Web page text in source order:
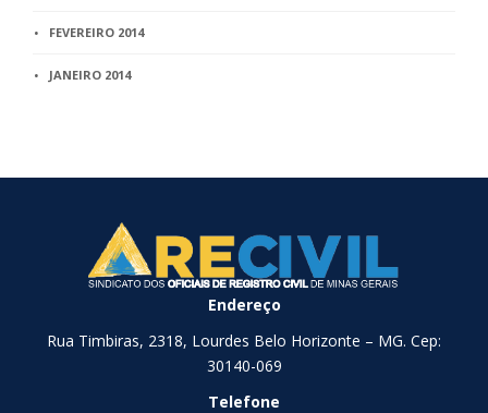
FEVEREIRO 2014
JANEIRO 2014
Endereço
Rua Timbiras, 2318, Lourdes Belo Horizonte – MG. Cep:
30140-069
Telefone